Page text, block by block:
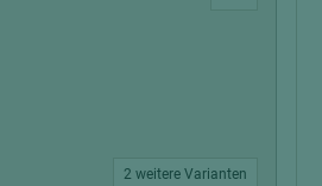
2 weitere Varianten